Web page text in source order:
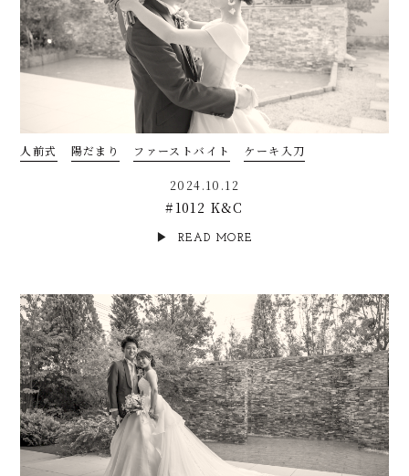
人前式 陽だまり ファーストバイト ケーキ入刀
2024.10.12
#1012 K&C
READ MORE